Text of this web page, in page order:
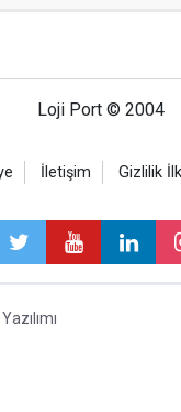
Loji Port © 2004
İletişim Gizlilik